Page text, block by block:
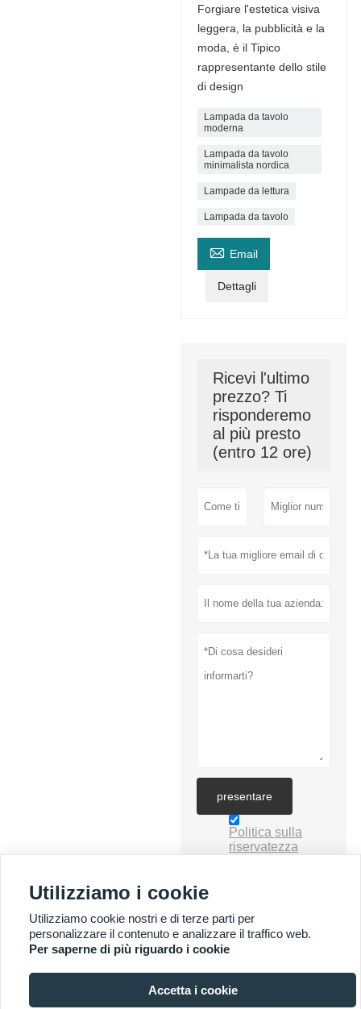
Forgiare l'estetica visiva
leggera, la pubblicità e la
moda, è il Tipico
rappresentante dello stile
di design
Lampada da tavolo
moderna
Lampada da tavolo
minimalista nordica
Lampade da lettura
Lampada da tavolo
 Email
Dettagli
Ricevi l'ultimo
prezzo? Ti
risponderemo
al più presto
(entro 12 ore)
presentare
Politica sulla
riservatezza
PIÙ SERVIZI
Utilizziamo i cookie
Utilizziamo cookie nostri e di terze parti per
personalizzare il contenuto e analizzare il traffico web.
Per saperne di più riguardo i cookie
Accetta i cookie